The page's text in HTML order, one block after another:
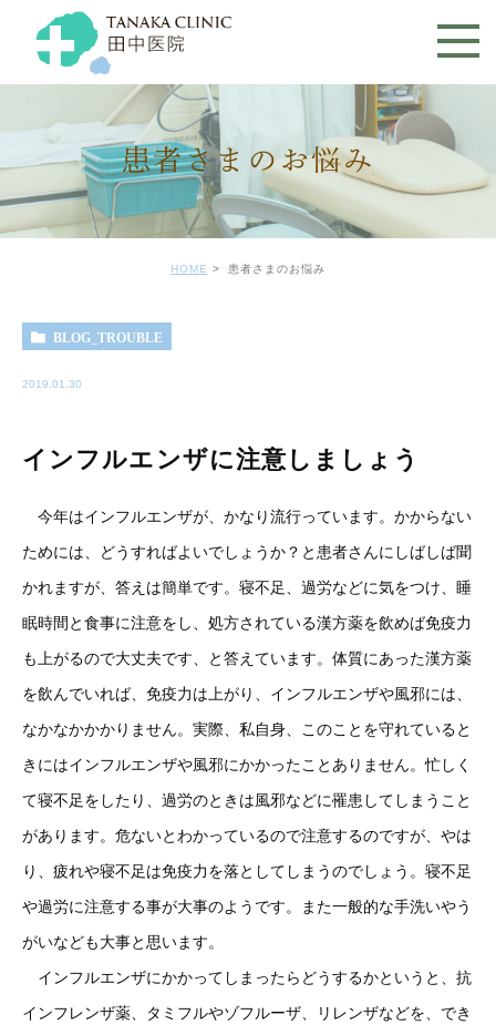
患者さまのお悩み
HOME 患者さまのお悩み
BLOG_TROUBLE
2019.01.30
インフルエンザに注意しましょう
今年はインフルエンザが、かなり流行っています。かからない
ためには、どうすればよいでしょうか？と患者さんにしばしば聞
かれますが、答えは簡単です。寝不足、過労などに気をつけ、睡
眠時間と食事に注意をし、処方されている漢方薬を飲めば免疫力
も上がるので大丈夫です、と答えています。体質にあった漢方薬
を飲んでいれば、免疫力は上がり、インフルエンザや風邪には、
なかなかかかりません。実際、私自身、このことを守れていると
きにはインフルエンザや風邪にかかったことありません。忙しく
て寝不足をしたり、過労のときは風邪などに罹患してしまうこと
があります。危ないとわかっているので注意するのですが、やは
り、疲れや寝不足は免疫力を落としてしまうのでしょう。寝不足
や過労に注意する事が大事のようです。また一般的な手洗いやう
がいなども大事と思います。
インフルエンザにかかってしまったらどうするかというと、抗
インフレンザ薬、タミフルやゾフルーザ、リレンザなどを、でき